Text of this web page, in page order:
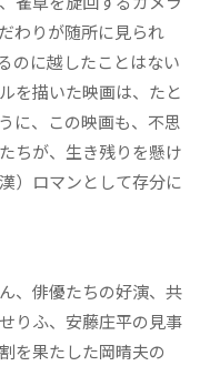
わりが随所に見られ
のに越したことはない
を描いた映画は、たと
に、この映画も、不思
ちが、生き残りを懸け
）ロマンとして存分に
、俳優たちの好演、共
りふ、安藤庄平の見事
を果たした岡晴夫の